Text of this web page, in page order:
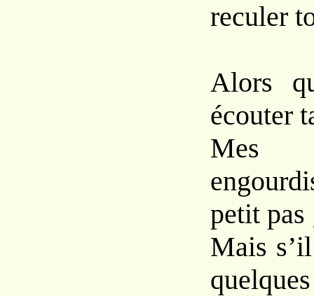
reculer
Alors
écouter
Mes
petit pas
Mais